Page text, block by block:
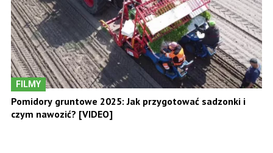
FILMY
Pomidory gruntowe 2025: Jak przygotować sadzonki i
czym nawozić? [VIDEO]